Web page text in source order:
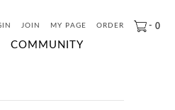
JOIN MY PAGE ORDER - 0
COMMUNITY